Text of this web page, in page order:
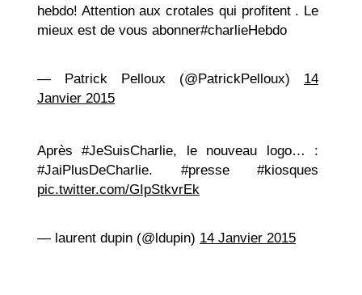
hebdo! Attention aux crotales qui profitent . Le
mieux est de vous abonner#charlieHebdo
— Patrick Pelloux (@PatrickPelloux) 14
Janvier 2015
Après #JeSuisCharlie, le nouveau logo… :
#JaiPlusDeCharlie. #presse #kiosques
pic.twitter.com/GIpStkvrEk
— laurent dupin (@ldupin) 14 Janvier 2015